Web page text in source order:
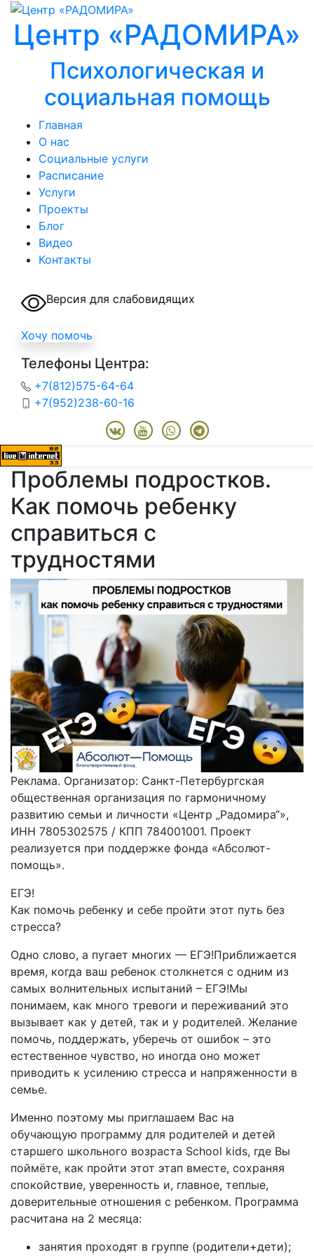
Центр «РАДОМИРА»
Психологическая и
социальная помощь
Главная
О нас
Социальные услуги
Расписание
Услуги
Проекты
Блог
Видео
Контакты
Версия для слабовидящих
Хочу помочь
Телефоны Центра:
+7(812)575-64-64
+7(952)238-60-16
Проблемы подростков.
Как помочь ребенку
справиться с
трудностями
Реклама. Организатор: Санкт-Петербургская
общественная организация по гармоничному
развитию семьи и личности «Центр „Радомира“»,
ИНН 7805302575 / КПП 784001001. Проект
реализуется при поддержке фонда «Абсолют-
помощь».
ЕГЭ!
Как помочь ребенку и себе пройти этот путь без
стресса?
Одно слово, а пугает многих — ЕГЭ!Приближается
время, когда ваш ребенок столкнется с одним из
самых волнительных испытаний – ЕГЭ!Мы
понимаем, как много тревоги и переживаний это
вызывает как у детей, так и у родителей. Желание
помочь, поддержать, уберечь от ошибок – это
естественное чувство, но иногда оно может
приводить к усилению стресса и напряженности в
семье.
Именно поэтому мы приглашаем Вас на
обучающую программу для родителей и детей
старшего школьного возраста School kids, где Вы
поймёте, как пройти этот этап вместе, сохраняя
спокойствие, уверенность и, главное, теплые,
доверительные отношения с ребенком. Программа
расчитана на 2 месяца:
занятия проходят в группе (родители+дети);